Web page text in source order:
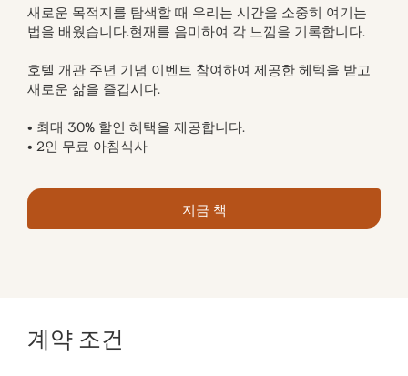
새로운 목적지를 탐색할 때 우리는 시간을 소중히 여기는
법을 배웠습니다.현재를 음미하여 각 느낌을 기록합니다.
호텔 개관 주년 기념 이벤트 참여하여 제공한 헤텍을 받고
새로운 삶을 즐깁시다.
• 최대 30% 할인 혜택을 제공합니다.
• 2인 무료 아침식사
지금 책
계약 조건